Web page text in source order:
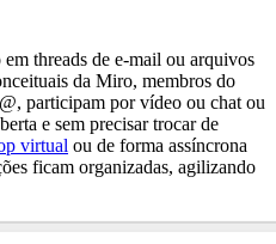
threads de e-mail ou arquivos
da Miro, membros do
participam por vídeo ou chat ou
e sem precisar trocar de
virtual ou de forma assíncrona
ficam organizadas, agilizando